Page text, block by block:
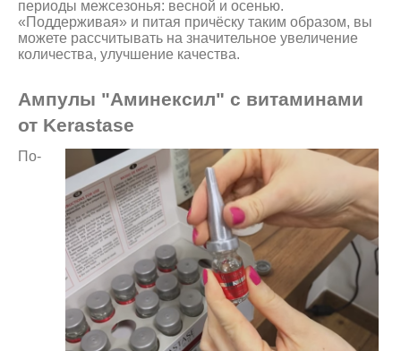
периоды межсезонья: весной и осенью.
«Поддерживая» и питая причёску таким образом, вы
можете рассчитывать на значительное увеличение
количества, улучшение качества.
Ампулы "Аминексил" с витаминами
от Kerastase
По-